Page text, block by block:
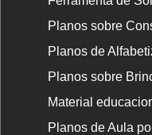
Planos sobre
Planos de
Planos sobre
Material
Planos de Aula